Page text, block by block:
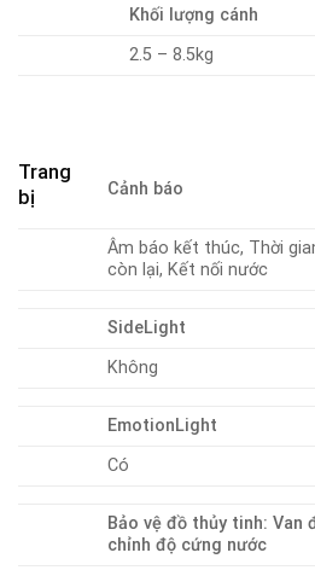
Khối lượng cánh
2.5 – 8.5kg
Trang
bị
Cảnh báo
Âm báo kết thúc, Thời
còn lại, Kết nối nước
SideLight
Không
EmotionLight
Có
Bảo vệ đồ thủy tinh: Van
chỉnh độ cứng nước